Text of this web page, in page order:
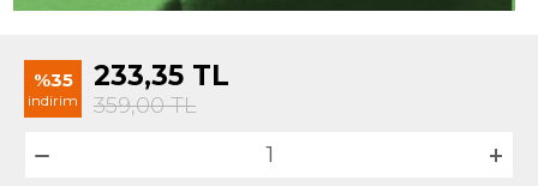
%35
indirim
233,35 TL
359,00TL